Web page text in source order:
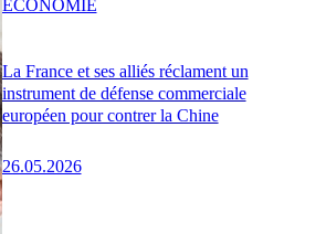
La France et ses alliés réclament un
instrument de défense commerciale
européen pour contrer la Chine
26.05.2026
ÉCONOMIE